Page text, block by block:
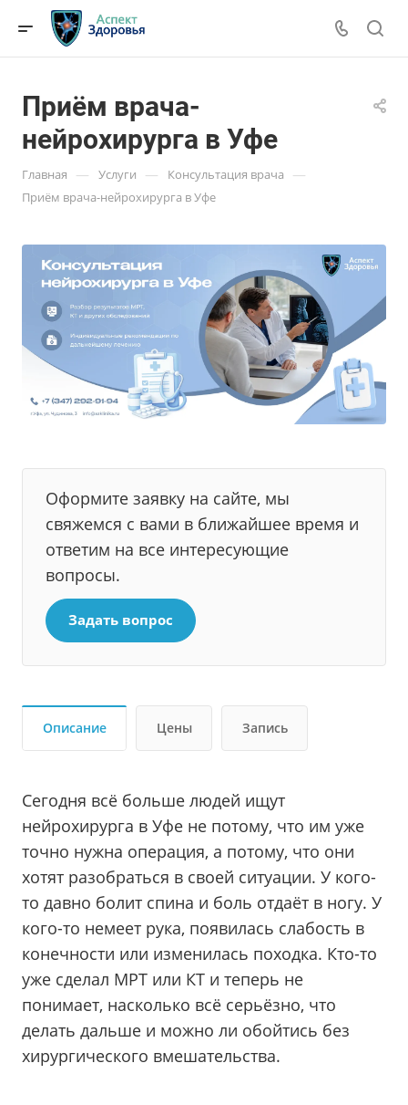
Приём врача-
нейрохирурга в Уфе
Главная — Услуги — Консультация врача —
Приём врача-нейрохирурга в Уфе
Оформите заявку на сайте, мы
свяжемся с вами в ближайшее время и
ответим на все интересующие
вопросы.
Задать вопрос
Описание Цены Запись
Сегодня всё больше людей ищут
нейрохирурга в Уфе не потому, что им уже
точно нужна операция, а потому, что они
хотят разобраться в своей ситуации. У кого-
то давно болит спина и боль отдаёт в ногу. У
кого-то немеет рука, появилась слабость в
конечности или изменилась походка. Кто-то
уже сделал МРТ или КТ и теперь не
понимает, насколько всё серьёзно, что
делать дальше и можно ли обойтись без
хирургического вмешательства.